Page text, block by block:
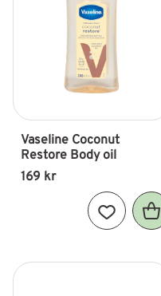
Vaseline Coconut
Restore Body oil
169 kr
Lägg till i